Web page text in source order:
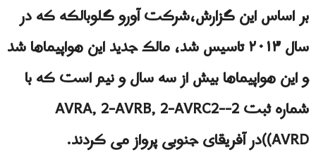
بر اساس این گزارش،شرکت آورو گلوبالکه که در
سال ۲۰۱۳ تاسیس شد، مالک جدید این هواپیماها شد
و این هواپیماها بیش از سه سال و نیم است که با
شماره ثبت 2-AVRA, 2-AVRB, 2-AVRC2-
AVRD))در آفریقای جنوبی پرواز می کردند.